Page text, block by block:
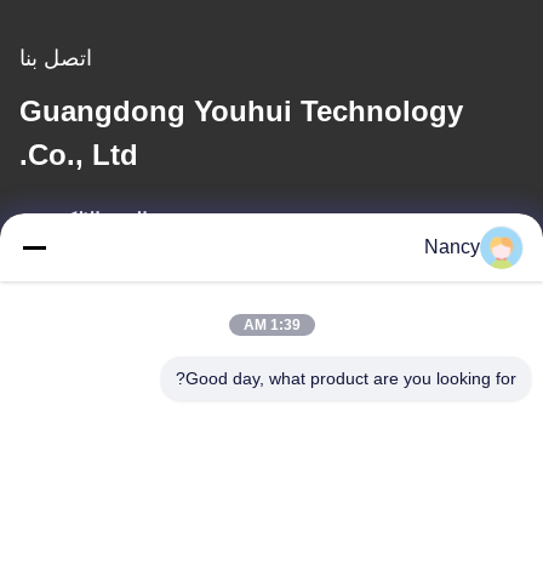
اتصل بنا
Guangdong Youhui Technology
Co., Ltd.
البريد الإلكتروني
Nancy
1:39 AM
Good day, what product are you looking for?